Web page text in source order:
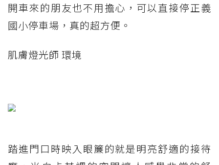
開車來的朋友也不用擔心，可以直接停正義
國小停車場，真的超方便。
肌膚燈光師 環境
踏進門口時映入眼簾的就是明亮舒適的接待